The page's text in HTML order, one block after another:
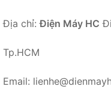
Địa chỉ:Điện Máy HC
Tp.HCM
Email: